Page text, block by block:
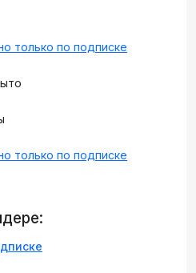
только по подписке
только по подписке